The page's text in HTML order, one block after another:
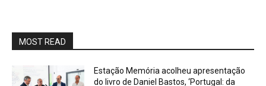
MOST READ
Estação Memória acolheu apresentação
do livro de Daniel Bastos, ‘Portugal: da